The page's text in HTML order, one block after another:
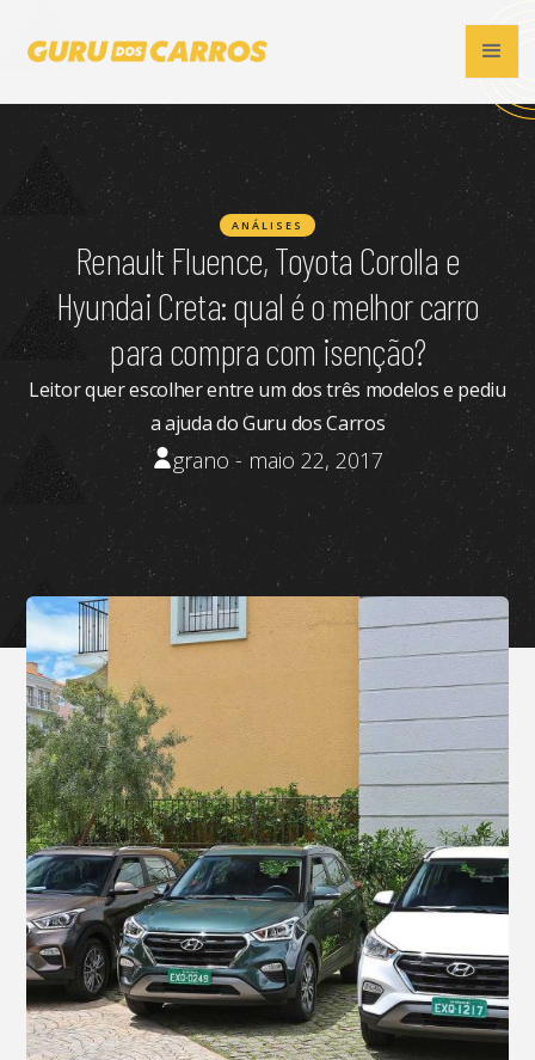
ANÁLISES
Renault Fluence, Toyota Corolla e
Hyundai Creta: qual é o melhor carro
para compra com isenção?
Leitor quer escolher entre um dos três modelos e pediu
a ajuda do Guru dos Carros
grano - maio 22, 2017